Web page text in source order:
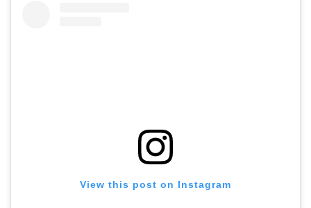
View this post on Instagram